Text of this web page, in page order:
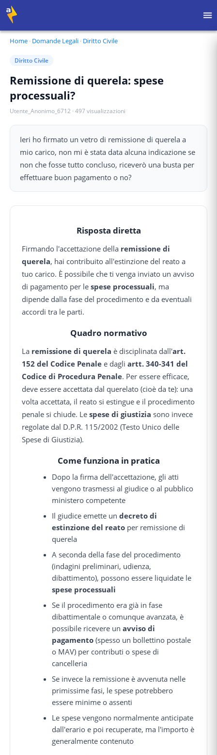
Home · Domande Legali · Diritto Civile
Diritto Civile
Remissione di querela: spese
processuali?
Utente_Anonimo_6712 · 497visualizzazioni
Ieri ho firmato un vetro di remissione di querela a
mio carico, non mi è stata data alcuna indicazione se
non che fosse tutto concluso, riceverò una busta per
effettuare buon pagamento o no?
Risposta diretta
Firmando l'accettazione della remissione di
querela, hai contribuito all'estinzione del reato a
tuo carico. È possibile che ti venga inviato un avviso
di pagamento per le spese processuali, ma
dipende dalla fase del procedimento e da eventuali
accordi tra le parti.
Quadro normativo
La remissione di querela è disciplinata dall'art.
152 del Codice Penale e dagli artt. 340-341 del
Codice di Procedura Penale. Per essere efficace,
deve essere accettata dal querelato (cioè da te): una
volta accettata, il reato si estingue e il procedimento
penale si chiude. Le spese di giustizia sono invece
regolate dal D.P.R. 115/2002 (Testo Unico delle
Spese di Giustizia).
Come funziona in pratica
Dopo la firma dell'accettazione, gli atti
vengono trasmessi al giudice o al pubblico
ministero competente
Il giudice emette undecreto di
estinzione del reato per remissione di
querela
A seconda della fase del procedimento
(indagini preliminari, udienza,
dibattimento), possono essere liquidate le
spese processuali
Se il procedimento era già in fase
dibattimentale o comunque avanzata, è
possibile ricevere unavviso di
pagamento (spesso un bollettino postale
o MAV) per contributi o spese di
cancelleria
Se invece la remissione è avvenuta nelle
primissime fasi, le spese potrebbero
essere minime o assenti
Le spese vengono normalmente anticipate
dall'erario e poi recuperate, ma l'importo è
generalmente contenuto